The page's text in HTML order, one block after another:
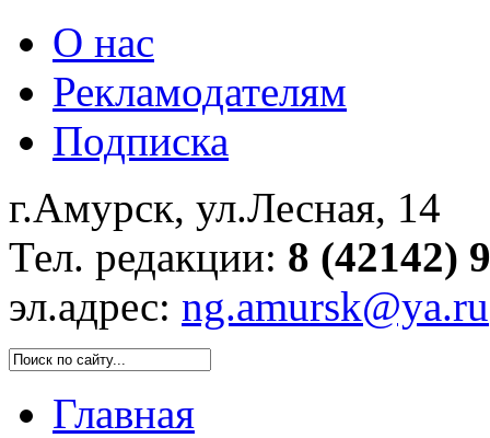
О нас
Рекламодателям
Подписка
г.Амурск, ул.Лесная, 14
Тел. редакции: 8 (42142)
эл.адрес: ng.amursk@ya.ru
Главная